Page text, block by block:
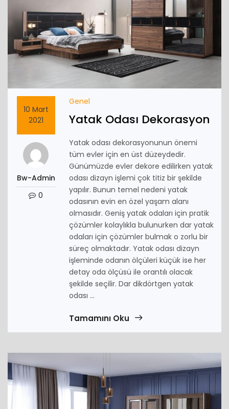
10 Mart
2021
Bw-Admin
0
Genel
Yatak Odası Dekorasyon
Yatak odası dekorasyonunun önemi
tüm evler için en üst düzeydedir.
Günümüzde evler dekore edilirken yatak
odası dizayn işlemi çok titiz bir şekilde
yapılır. Bunun temel nedeni yatak
odasının evin en özel yaşam alanı
olmasıdır. Geniş yatak odaları için pratik
çözümler kolaylıkla bulunurken dar yatak
odaları için çözümler bulmak o zorlu bir
süreç olmaktadır. Yatak odası dizayn
işleminde odanın ölçüleri küçük ise her
detay oda ölçüsü ile orantılı olacak
şekilde seçilir. Dar dikdörtgen yatak
odası ...
Tamamını Oku